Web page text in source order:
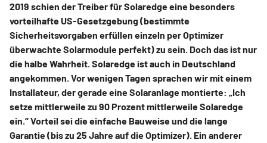
2019 schien der Treiber für Solaredge eine besonders
vorteilhafte US-Gesetzgebung (bestimmte
Sicherheitsvorgaben erfüllen einzeln per Optimizer
überwachte Solarmodule perfekt) zu sein. Doch das ist nur
die halbe Wahrheit. Solaredge ist auch in Deutschland
angekommen. Vor wenigen Tagen sprachen wir mit einem
Installateur, der gerade eine Solaranlage montierte: „Ich
setze mittlerweile zu 90 Prozent mittlerweile Solaredge
ein.“ Vorteil sei die einfache Bauweise und die lange
Garantie (bis zu 25 Jahre auf die Optimizer). Ein anderer